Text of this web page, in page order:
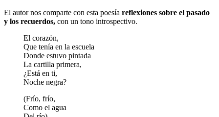
El autor nos comparte con esta poesía reflexiones sobre el pasado
y los recuerdos, con un tono introspectivo.
El corazón,
Que tenía en la escuela
Donde estuvo pintada
La cartilla primera,
¿Está en ti,
Noche negra?
(Frío, frío,
Como el agua